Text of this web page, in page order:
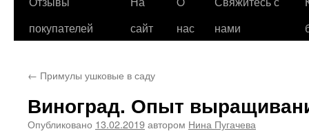
покупателей
сайт
нас
нами
← Примулы ушковые в саду
Виноград. Опыт
Опубликовано 13.02.2019автором Нина Пугачева